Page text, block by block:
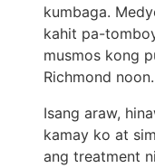
kumbaga.
kahit pa-
musmos kong
Richmond noon.
Isang araw,
kamay ko at
ang treatment